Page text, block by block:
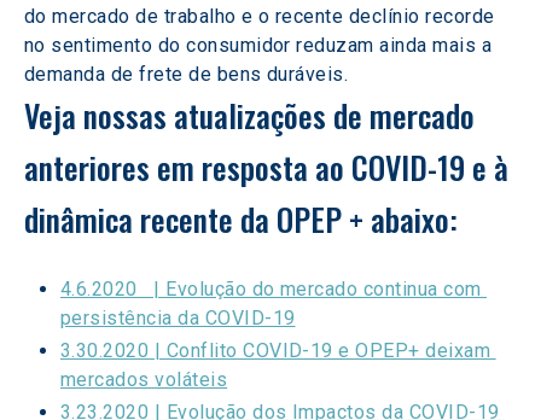
do mercado de trabalho e o recente declínio recorde
no sentimento do consumidor reduzam ainda mais a
demanda de frete de bens duráveis.
Veja nossas atualizações de mercado
anteriores em resposta ao COVID-19 e à
dinâmica recente da OPEP + abaixo:
4.6.2020   | Evolução do mercado continua com
persistência da COVID-19
3.30.2020 | Conflito COVID-19 e OPEP+ deixam
mercados voláteis
3.23.2020 | Evolução dos Impactos da COVID-19